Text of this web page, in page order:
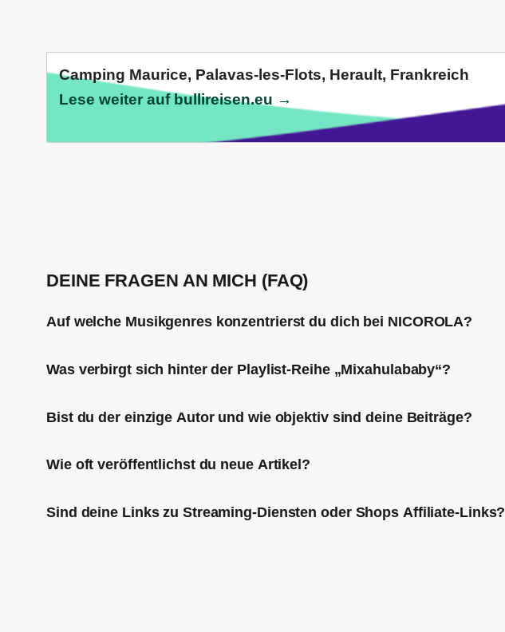
Camping Maurice, Palavas-les-Flots, Herault, Frankreich
Lese weiter auf bullireisen.eu →
DEINE FRAGEN AN MICH (FAQ)
Auf welche Musikgenres konzentrierst du dich bei NICOROLA?
Was verbirgt sich hinter der Playlist-Reihe „Mixahulababy“?
Bist du der einzige Autor und wie objektiv sind deine Beiträge?
Wie oft veröffentlichst du neue Artikel?
Sind deine Links zu Streaming-Diensten oder Shops Affiliate-Links?